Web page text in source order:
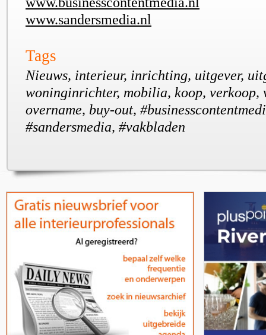
www.sandersmedia.nl
Tags
Nieuws, interieur, inrichting, uitgever,
woninginrichter, mobilia, koop, verkoop,
overname, buy-out,
#sandersmedia, #vakbladen